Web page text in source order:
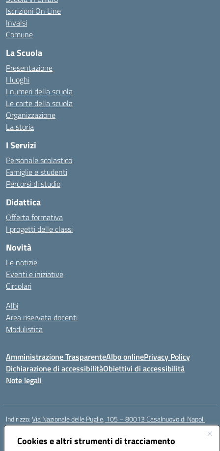
Cookies e altri strumenti di tracciamento
Iscrizioni On Line
Invalsi
Comune
La Scuola
Presentazione
I luoghi
I numeri della scuola
Le carte della scuola
Organizzazione
La storia
I Servizi
Personale scolastico
Famiglie e studenti
Percorsi di studio
Didattica
Offerta formativa
I progetti delle classi
Novità
Le notizie
Eventi e iniziative
Circolari
Albi
Area riservata docenti
Modulistica
Amministrazione TrasparenteAlbo onlinePrivacy Policy
Dichiarazione di accessibilitàObiettivi di accessibilità
Note legali
Indirizzo:Via Nazionale delle Puglie, 105 – 80013 Casalnuovo di Napoli
Centralino:
Email:naee32300a@istruzione.it